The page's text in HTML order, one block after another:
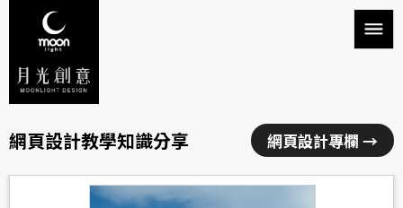
網頁設計教學知識分享 網頁設計專欄 →